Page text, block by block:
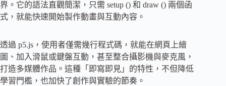
界。它的語法直觀簡潔，只需 setup () 和 draw () 兩個函
式，就能快速開始製作動畫與互動內容。
透過 p5.js，使用者僅需幾行程式碼，就能在網頁上繪
圖、加入滑鼠或鍵盤互動，甚至整合攝影機與麥克風，
打造多媒體作品。這種「即寫即見」的特性，不但降低
學習門檻，也加快了創作與實驗的節奏。